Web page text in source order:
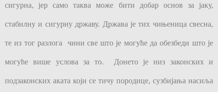
сигурна, јер само таква може бити добар основ за јаку,
стабилну и сигурну државу. Држава је тих чињеница свесна,
те из тог разлога чини све што је могуће да обезбеди што је
могуће више услова за то. Донето је низ законских и
подзаконских аката који се тичу породице, сузбијања насиља